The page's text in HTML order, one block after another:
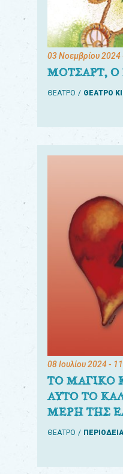
03 Νοεμβρίου 2024
ΜΟΤΣΑΡΤ, Ο
ΘΕΑΤΡΟ ΘΕΑΤΡΟ
08 Ιουλίου 2024-
ΤΟ ΜΑΓΙΚΟ
ΑΥΤΟ ΤΟ
ΜΕΡΗ ΤΗΣ
ΘΕΑΤΡΟ